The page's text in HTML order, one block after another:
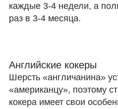
каждые 3-4 недели, а
раз в 3-4 месяца.
Английские кокеры
Шерсть «англичанина»
«американцу», поэтому
кокера имеет свои